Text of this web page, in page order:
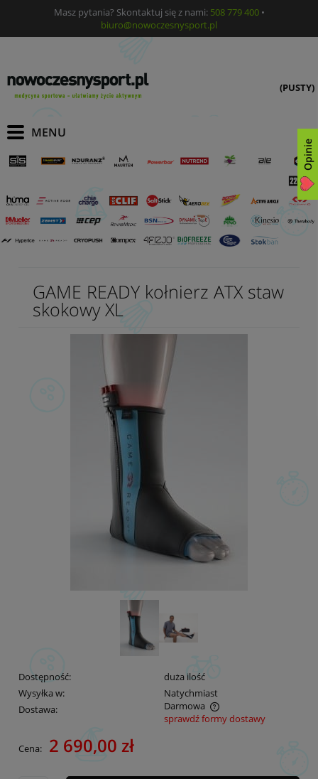
Masz pytania? Skontaktuj się z nami: 508 779 400•
biuro@nowoczesnysport.pl
(PUSTY)
GAME READY kołnierz ATX staw
skokowy XL
Dostępność:
duża ilość
Wysyłka w:
Natychmiast
Dostawa:
Darmowa
Cena nie zawiera ewentualnych kosztów płatności
sprawdź formy dostawy
Cena: 2 690,00 zł
Opinie